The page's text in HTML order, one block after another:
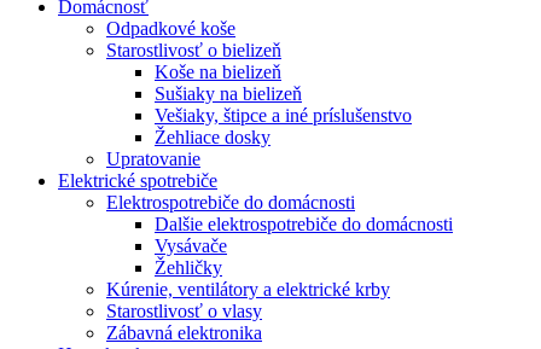
Domácnosť
Odpadkové koše
Starostlivosť o bielizeň
Koše na bielizeň
Sušiaky na bielizeň
Vešiaky, štipce a iné príslušenstvo
Žehliace dosky
Upratovanie
Elektrické spotrebiče
Elektrospotrebiče do domácnosti
Dalšie elektrospotrebiče do domácnosti
Vysávače
Žehličky
Kúrenie, ventilátory a elektrické krby
Starostlivosť o vlasy
Zábavná elektronika